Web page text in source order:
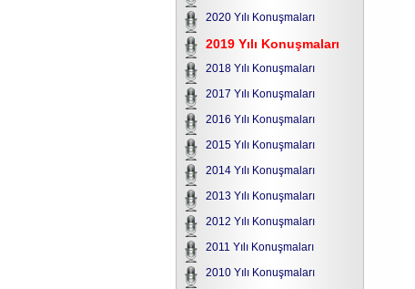
2020 Yılı Konuşmaları
2019 Yılı Konuşmaları
2018 Yılı Konuşmaları
2017 Yılı Konuşmaları
2016 Yılı Konuşmaları
2015 Yılı Konuşmaları
2014 Yılı Konuşmaları
2013 Yılı Konuşmaları
2012 Yılı Konuşmaları
2011 Yılı Konuşmaları
2010 Yılı Konuşmaları